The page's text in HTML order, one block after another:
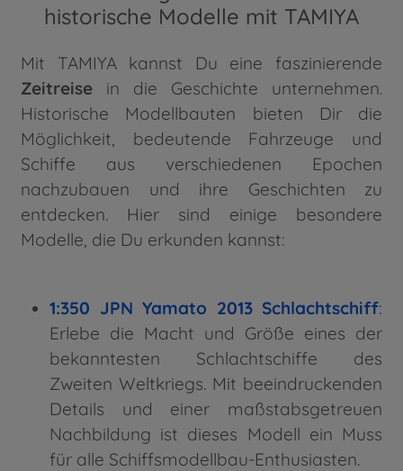
historische Modelle mit TAMIYA
Mit TAMIYA kannst Du eine faszinierende
Zeitreise in die Geschichte unternehmen.
Historische Modellbauten bieten Dir die
Möglichkeit, bedeutende Fahrzeuge und
Schiffe aus verschiedenen Epochen
nachzubauen und ihre Geschichten zu
entdecken. Hier sind einige besondere
Modelle, die Du erkunden kannst:
1:350 JPN Yamato 2013 Schlachtschiff:
Erlebe die Macht und Größe eines der
bekanntesten Schlachtschiffe des
Zweiten Weltkriegs. Mit beeindruckenden
Details und einer maßstabsgetreuen
Nachbildung ist dieses Modell ein Muss
für alle Schiffsmodellbau-Enthusiasten.